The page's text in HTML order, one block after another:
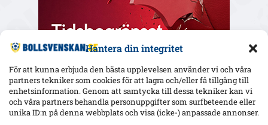
Hantera din integritet
För att kunna erbjuda den bästa upplevelsen använder vi och våra
partners tekniker som cookies för att lagra och/eller få tillgång till
enhetsinformation. Genom att samtycka till dessa tekniker kan vi
och våra partners behandla personuppgifter som surfbeteende eller
unika ID:n på denna webbplats och visa (icke-) anpassade annonser.
Senaste